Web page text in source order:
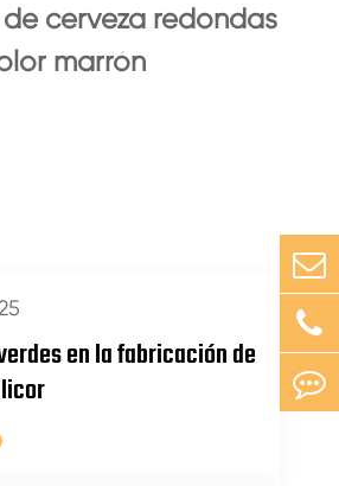
cerveza redondas
marrón
en la fabricación de